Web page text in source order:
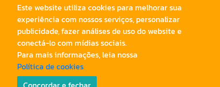
49 3644 1042
© Copyright 2020.Radio Tri Fronteira LTDA
Este website utiliza cookies para melhorar sua
experiência com nossos serviços, personalizar
publicidade, fazer análises de uso do website e
conectá-lo com mídias sociais.
Para mais informações, leia nossa
Política de cookies